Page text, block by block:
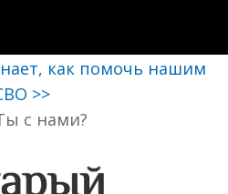
как помочь нашим
>>
с нами?